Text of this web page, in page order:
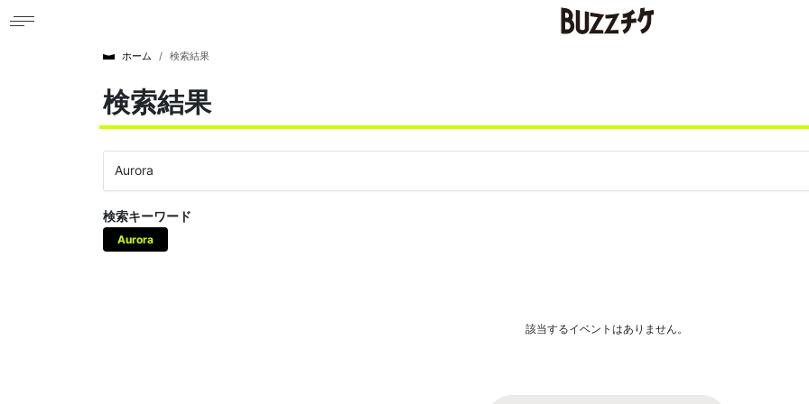
ホーム 検索結果
検索結果
検索キーワード
Aurora
該当するイベントはありません。